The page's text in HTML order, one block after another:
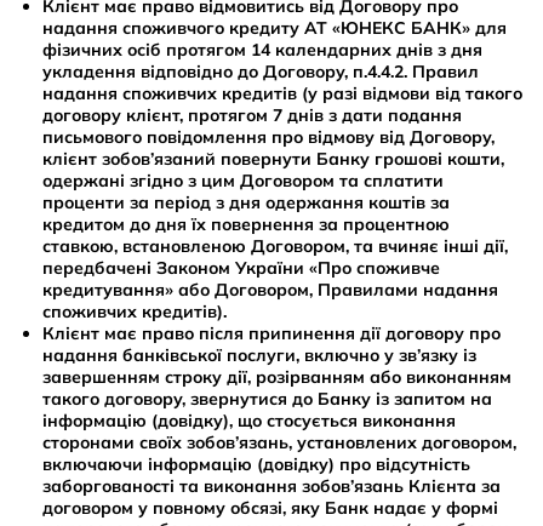
Клієнт має право відмовитись від Договору про
надання споживчого кредиту АТ «ЮНЕКС БАНК» для
фізичних осіб протягом 14 календарних днів з дня
укладення відповідно до Договору, п.4.4.2. Правил
надання споживчих кредитів (у разі відмови від такого
договору клієнт, протягом 7 днів з дати подання
письмового повідомлення про відмову від Договору,
клієнт зобов’язаний повернути Банку грошові кошти,
одержані згідно з цим Договором та сплатити
проценти за період з дня одержання коштів за
кредитом до дня їх повернення за процентною
ставкою, встановленою Договором, та вчиняє інші дії,
передбачені Законом України «Про споживче
кредитування» або Договором, Правилами надання
споживчих кредитів).
Клієнт має право після припинення дії договору про
надання банківської послуги, включно у зв’язку із
завершенням строку дії, розірванням або виконанням
такого договору, звернутися до Банку із запитом на
інформацію (довідку), що стосується виконання
сторонами своїх зобов’язань, установлених договором,
включаючи інформацію (довідку) про відсутність
заборгованості та виконання зобов’язань Клієнта за
договором у повному обсязі, яку Банк надає у формі